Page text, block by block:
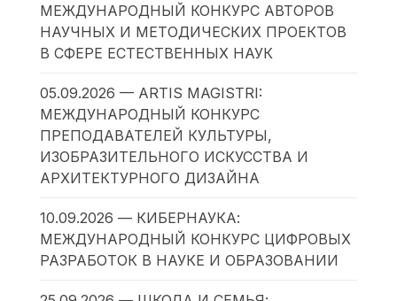
МЕЖДУНАРОДНЫЙ КОНКУРС АВТОРОВ
НАУЧНЫХ И МЕТОДИЧЕСКИХ ПРОЕКТОВ
В СФЕРЕ ЕСТЕСТВЕННЫХ НАУК
05.09.2026 — ARTIS MAGISTRI:
МЕЖДУНАРОДНЫЙ КОНКУРС
ПРЕПОДАВАТЕЛЕЙ КУЛЬТУРЫ,
ИЗОБРАЗИТЕЛЬНОГО ИСКУССТВА И
АРХИТЕКТУРНОГО ДИЗАЙНА
10.09.2026 — КИБЕРНАУКА:
МЕЖДУНАРОДНЫЙ КОНКУРС ЦИФРОВЫХ
РАЗРАБОТОК В НАУКЕ И ОБРАЗОВАНИИ